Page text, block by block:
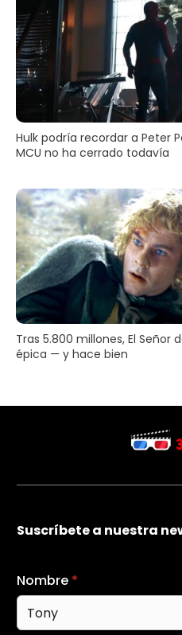
Hulk podría recordar a Peter
MCU no ha cerrado todavía
Tras 5.800 millones, El Señor
épica — y hace bien
Suscríbete a nuestra
Nombre *